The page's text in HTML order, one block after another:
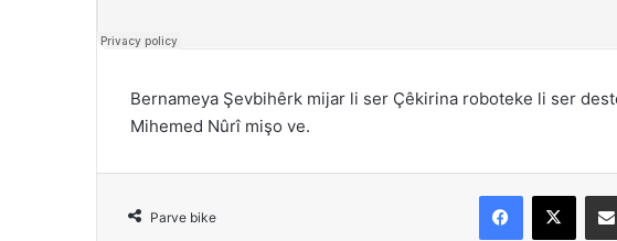
Bernameya Şevbihêrk mijar li ser Çêkirina roboteke li ser
Mihemed Nûrî mişo ve.
Parve bike
Facebook
X